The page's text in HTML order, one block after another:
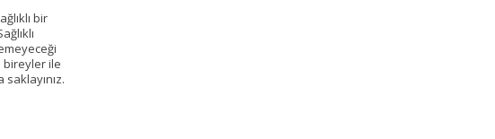
bir
bireyler ile